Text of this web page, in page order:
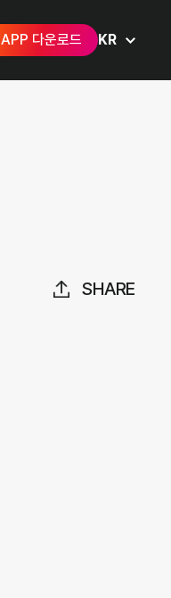
APP 다운로드 KR
SHARE